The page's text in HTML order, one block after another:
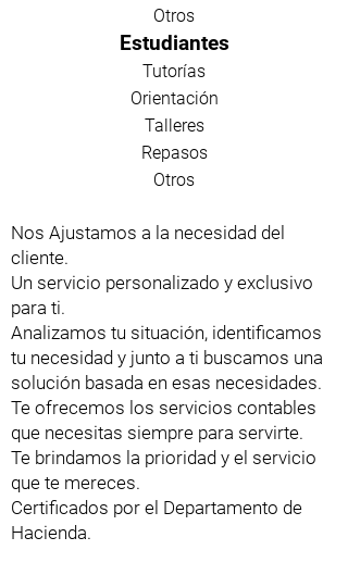
Otros
Estudiantes
Tutorías
Orientación
Talleres
Repasos
Otros
Nos Ajustamos a la necesidad del
cliente.
Un servicio personalizado y exclusivo
para ti.
Analizamos tu situación, identificamos
tu necesidad y junto a ti buscamos una
solución basada en esas necesidades.
Te ofrecemos los servicios contables
que necesitas siempre para servirte.
Te brindamos la prioridad y el servicio
que te mereces.
Certificados por el Departamento de
Hacienda.